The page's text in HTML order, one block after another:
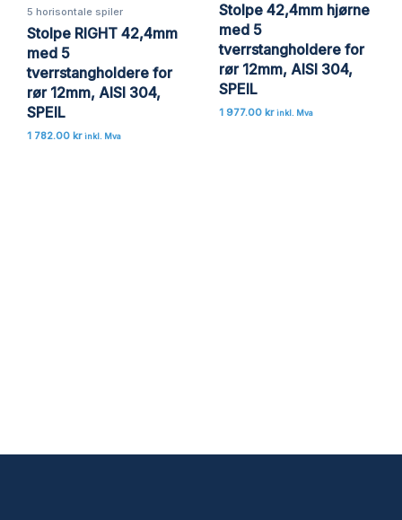
5 horisontale spiler
Stolpe RIGHT 42,4mm
med 5
tverrstangholdere for
rør 12mm, AISI 304,
SPEIL
1 782.00 kr inkl. Mva
Stolpe 42,4mm hjørne
med 5
tverrstangholdere for
rør 12mm, AISI 304,
SPEIL
1 977.00 kr inkl. Mva